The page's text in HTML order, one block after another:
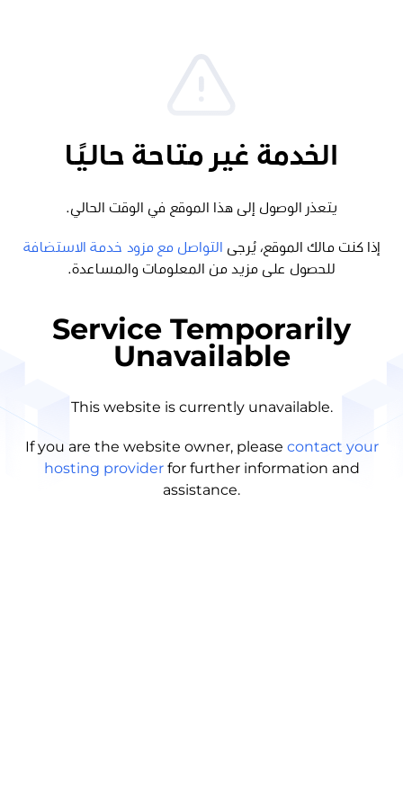
الخدمة غير متاحة حاليًا
يتعذر الوصول إلى هذا الموقع في الوقت الحالي.
إذا كنت مالك الموقع، يُرجى
التواصل مع مزود خدمة الاستضافة
للحصول على مزيد من المعلومات والمساعدة.
Service Temporarily
Unavailable
This website is currently unavailable.
If you are the website owner, please contact your
hosting provider for further information and
assistance.